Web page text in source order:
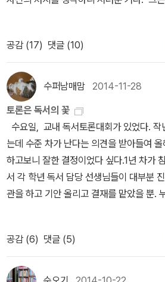
겠지만, 우리 주변에 익숙한 문화들 중 많
도 관련있다는 점을 가볍게 생각해보도록
알고 있는 산타클로스! 코카-콜라가 만
ca-cola.co.kr/stories/since-1886/
구나. 조금만 움직여도 땀이 나는 여름철
사랑하는 아빠가.
못하고 형을 형이라 하지 못하니 눈물이
는 길을 떠난다. 가벼운 개나리 봇짐 하나
지만 발걸음은 천근만근 일만일천근'이어
고 밭다리후리기'라도 하고 싶은 심정. 금
흙수저로 살아가야 하는 설움. ​아아. 흘러
먹 불끈 쥐고 괄약근에 힘을 주며 길 위에
새끼. 너는 입이 열 개라고 할 말 없어. 그
당의 두목이 되고, 세를 키워 율도국을 세
된다. 시조라는 말은 홍길동에게 아버지
고전 << 홍길동전1) >> 이야기'다. 허준은
몰했던 도둑2) 위에 문학적 상상력을 덧
로운 홍길동 ' 이라는 캐릭터를 만들었다.
싶었던 속내는 못난 아버지(연산군 폭정
라고 하고 아들을 복제(複製)라고 가정한
공감 (17) 댓글 (10)
수퍼남매맘 2014-11-28
토론은 독서의 꽃
수요일, 교내 독서토론대회가 있었다.
는데 수준 차가 난다는 의견을 받아들여
하고보니 잘한 결정이었다 싶다.1년 차가
서 각 학년 독서 담당 선생님들이 대부분
관을 하고 기안 올리고 결재를 맡았을 뿐.
다. 독서토론은 그냥 토론과는 성격이 좀
그 바운더리 안에서 논제를 정하고 토론을
길동전>을 읽고 ' 홍길동은 처벌 받아야
론을 했다. 6학년은 그 동안 독서토론을 위
공감 (6) 댓글 (5)